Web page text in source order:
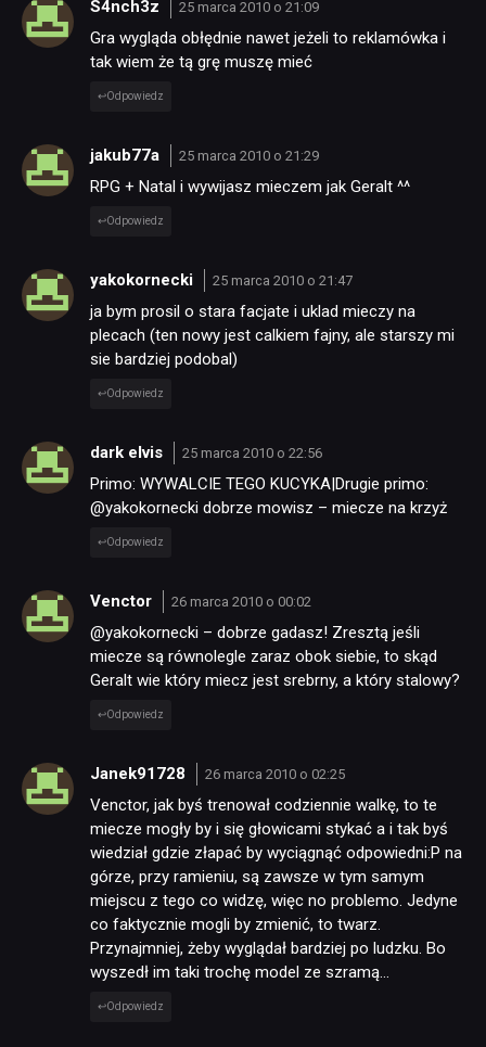
TECHNOLOGIE
DYSKUSJE
SKLEP
S4nch3z 25 marca 2010 o 21:09
Gra wygląda obłędnie nawet jeżeli to reklamówka i
tak wiem że tą grę muszę mieć
Odpowiedz
jakub77a 25 marca 2010 o 21:29
RPG + Natal i wywijasz mieczem jak Geralt ^^
Odpowiedz
yakokornecki 25 marca 2010 o 21:47
ja bym prosil o stara facjate i uklad mieczy na
plecach (ten nowy jest calkiem fajny, ale starszy mi
sie bardziej podobal)
Odpowiedz
dark elvis 25 marca 2010 o 22:56
Primo: WYWALCIE TEGO KUCYKA|Drugie primo:
@yakokornecki dobrze mowisz – miecze na krzyż
Odpowiedz
Venctor 26 marca 2010 o 00:02
@yakokornecki – dobrze gadasz! Zresztą jeśli
miecze są równolegle zaraz obok siebie, to skąd
Geralt wie który miecz jest srebrny, a który stalowy?
Odpowiedz
Janek91728 26 marca 2010 o 02:25
Venctor, jak byś trenował codziennie walkę, to te
miecze mogły by i się głowicami stykać a i tak byś
wiedział gdzie złapać by wyciągnąć odpowiedni:P na
górze, przy ramieniu, są zawsze w tym samym
miejscu z tego co widzę, więc no problemo. Jedyne
co faktycznie mogli by zmienić, to twarz.
Przynajmniej, żeby wyglądał bardziej po ludzku. Bo
wyszedł im taki trochę model ze szramą…
Odpowiedz